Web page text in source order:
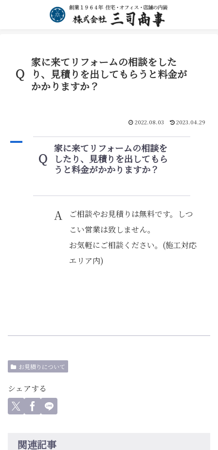
Q
家に来てリフォームの相談をした
り、見積りを出してもらうと料金が
かかりますか？
2022.08.03 2023.04.29
A
Q
家に来てリフォームの相談を
したり、見積りを出してもら
うと料金がかかりますか？
A
ご相談やお見積りは無料です。しつ
こい営業は致しません。
お気軽にご相談ください。(施工対応
エリア内)
お見積りについて
シェアする
関連記事